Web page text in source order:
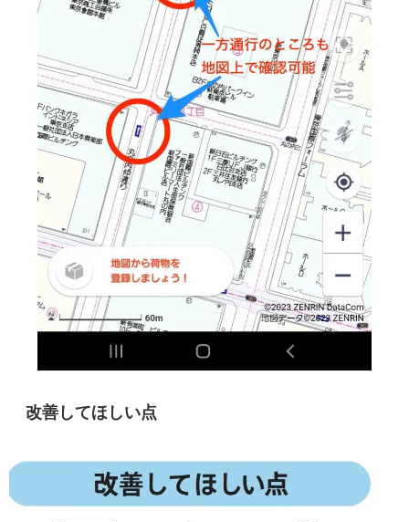
改善してほしい点